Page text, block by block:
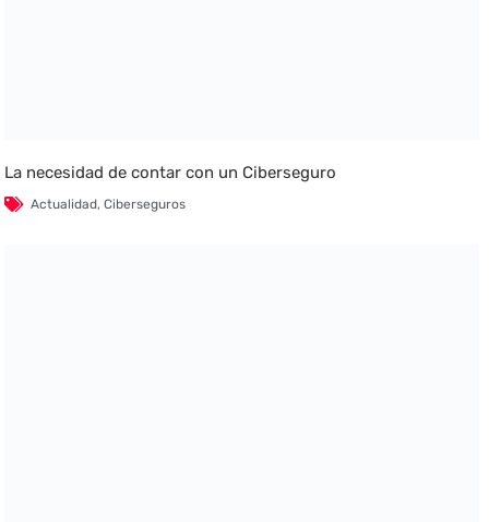
La necesidad de contar con un Ciberseguro
Actualidad,Ciberseguros